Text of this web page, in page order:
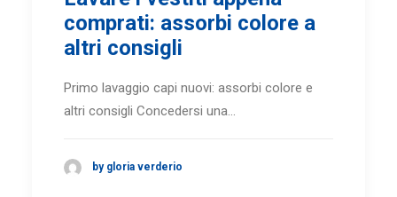
comprati: assorbi colore a
altri consigli
Primo lavaggio capi nuovi: assorbi colore e
altri consigli Concedersi una…
by gloria verderio